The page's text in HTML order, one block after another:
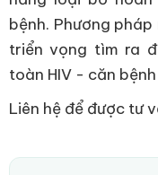
bệnh. Phương
triển vọng tìm ra
toàn HIV - căn
Liên hệ để được tư